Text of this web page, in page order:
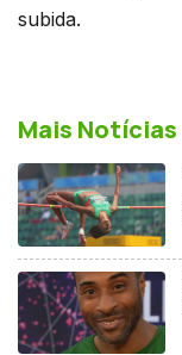
subida.
Mais Notícias